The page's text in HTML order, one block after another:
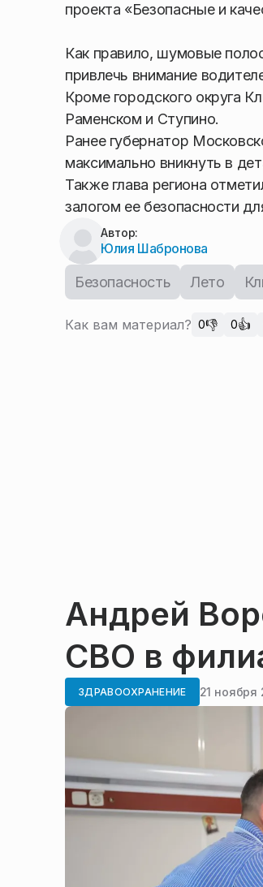
проекта «Безопасные и
Как правило, шумовые
привлечь внимание
Кроме городского округа
Раменском и Ступино.
Ранее губернатор
максимально вникнуть в
Также глава региона
залогом ее безопасности
Автор:
Юлия Шабронова
Безопасность Лето
Как вам материал? 0👎 0👍
Андрей
СВО в
ЗДРАВООХРАНЕНИЕ 21 ноября